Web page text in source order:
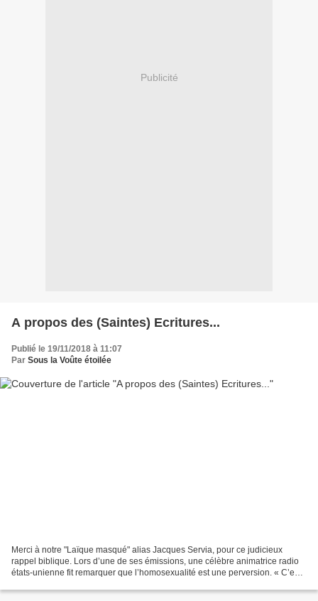
Publicité
A propos des (Saintes) Ecritures...
Publié le 19/11/2018 à 11:07
Par Sous la Voûte étoilée
Merci à notre "Laïque masqué" alias Jacques Servia, pour ce judicieux
rappel biblique. Lors d’une de ses émissions, une célèbre animatrice radio
états-unienne fit remarquer que l’homosexualité est une perversion. « C’est